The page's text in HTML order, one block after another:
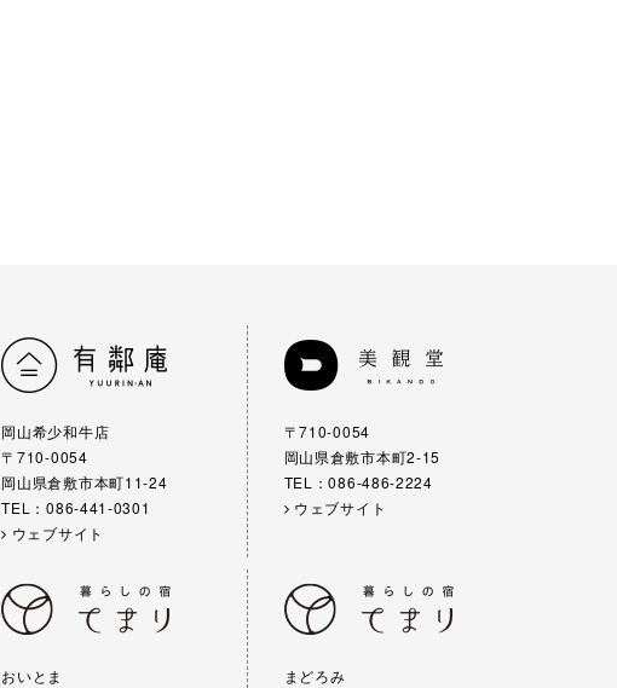
岡山希少和牛店
〒710-0054
岡山県倉敷市本町11-24
TEL：086-441-0301
ウェブサイト
〒710-0054
岡山県倉敷市本町2-15
TEL：086-486-2224
ウェブサイト
おいとま
まどろみ